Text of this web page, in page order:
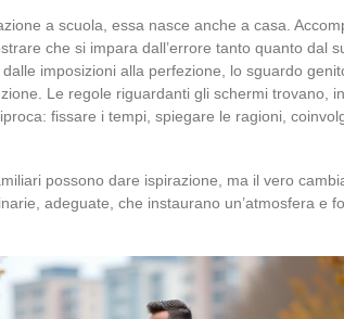
a scuola, essa nasce anche a casa.
che si impara dall’errore tanto quanto dal
imposizioni alla perfezione, lo sguardo
Le regole riguardanti gli schermi trovano,
fissare i tempi, spiegare le ragioni,
possono dare ispirazione, ma il vero
adeguate, che instaurano un’atmosfera e